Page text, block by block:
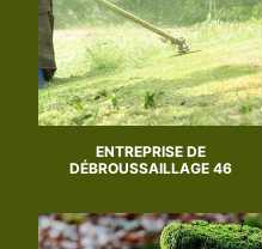
ENTREPRISE DE
DÉBROUSSAILLAGE 46